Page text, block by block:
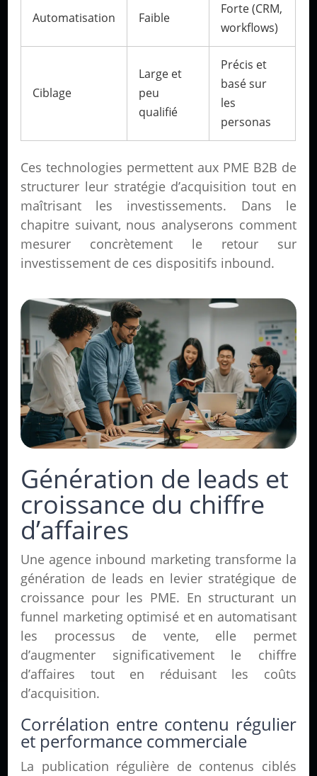
Automatisation Faible
Forte (CRM,
workflows)
Ciblage
Large et
peu
qualifié
Précis et
basé sur
les
personas
Ces technologies permettent aux PME B2B de
structurer leur stratégie d’acquisition tout en
maîtrisant les investissements. Dans le
chapitre suivant, nous analyserons comment
mesurer concrètement le retour sur
investissement de ces dispositifs inbound.
Génération de leads et
croissance du chiffre
d’affaires
Une agence inbound marketing transforme la
génération de leads en levier stratégique de
croissance pour les PME. En structurant un
funnel marketing optimisé et en automatisant
les processus de vente, elle permet
d’augmenter significativement le chiffre
d’affaires tout en réduisant les coûts
d’acquisition.
Corrélation entre contenu régulier
et performance commerciale
La publication régulière de contenus ciblés